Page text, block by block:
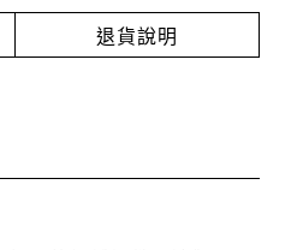
退貨說明